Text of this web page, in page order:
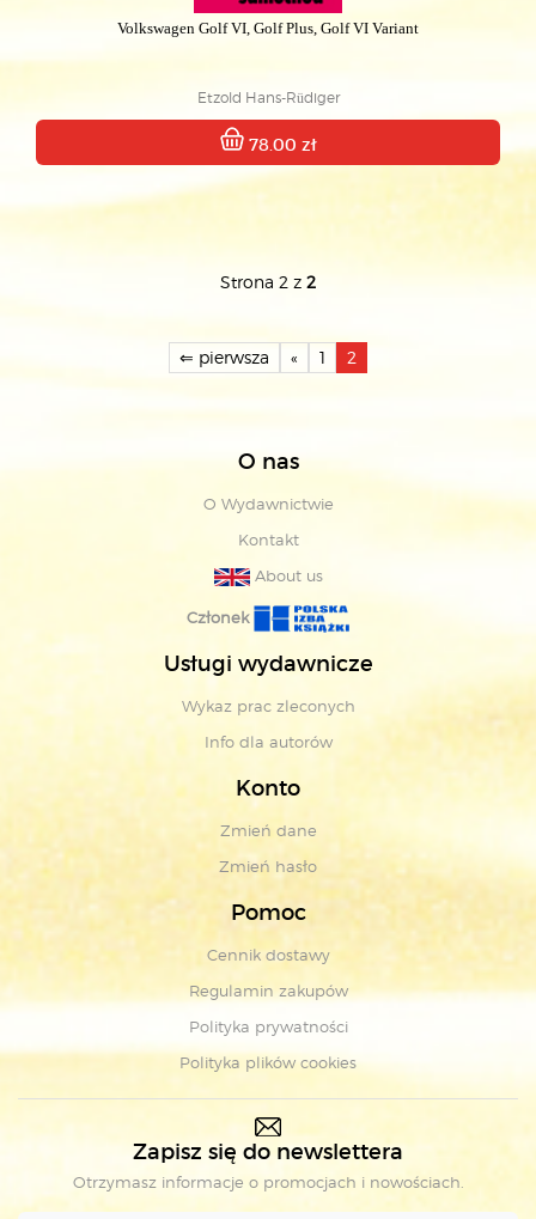
Volkswagen Golf VI, Golf Plus, Golf VI Variant
Etzold Hans-Rüdiger
78.00 zł
Strona 2 z 2
⇐ pierwsza « 1 2
O nas
O Wydawnictwie
Kontakt
About us
Członek
Usługi wydawnicze
Wykaz prac zleconych
Info dla autorów
Konto
Zmień dane
Zmień hasło
Pomoc
Cennik dostawy
Regulamin zakupów
Polityka prywatności
Polityka plików cookies
Zapisz się do newslettera
Otrzymasz informacje o promocjach i nowościach.